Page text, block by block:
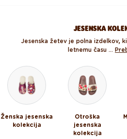
JESENSKA
Jesenska žetev je polna izdelkov,
letnemu času ...
Ženska jesenska
kolekcija
Otroška
jesenska
kolekcija